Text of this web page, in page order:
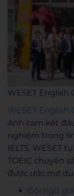
WESET English
WESET English
Anh cam kết
nghiệm trong
IELTS, WESET
TOEIC chuyên
được ước mơ
Đội ngũ